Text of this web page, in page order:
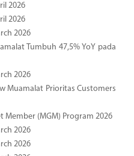
2026
2026
2026
Tumbuh 47,5% YoY pada
2026
Muamalat Prioritas Customers
(MGM) Program 2026
2026
2026